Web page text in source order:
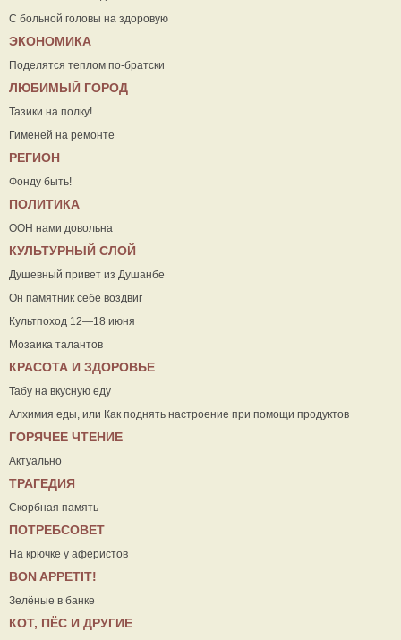
С больной головы на здоровую
ЭКОНОМИКА
Поделятся теплом по-братски
ЛЮБИМЫЙ ГОРОД
Тазики на полку!
Гименей на ремонте
РЕГИОН
Фонду быть!
ПОЛИТИКА
ООН нами довольна
КУЛЬТУРНЫЙ СЛОЙ
Душевный привет из Душанбе
Он памятник себе воздвиг
Культпоход 12—18 июня
Мозаика талантов
КРАСОТА И ЗДОРОВЬЕ
Табу на вкусную еду
Алхимия еды, или Как поднять настроение при помощи продуктов
ГОРЯЧЕЕ ЧТЕНИЕ
Актуально
ТРАГЕДИЯ
Скорбная память
ПОТРЕБСОВЕТ
На крючке у аферистов
ВON APPETIT!
Зелёные в банке
КОТ, ПЁС И ДРУГИЕ